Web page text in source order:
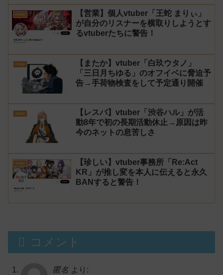
vtuber
【営業】個人vtuber「王蛇 まりぃ」
が自分のリスナーを横取りしようとす
るvtuberたちに警告！
vtuber
【またか】vtuber「白玖ウタノ」
「三日月ちゆる」のオフイベに脅迫予
告→手荷物検査をして予定通り開催
vtuber
【レスバ】vtuber「渋谷ハル」が活
動8年で初の長期活動休止→原因は昨
今のネットの息苦しさ
vtuber
【珍しい】vtuber事務所「Re:Act
KR」が推し変を本人に伝えると永久
BANすると警告！
コメント
匿名 より: